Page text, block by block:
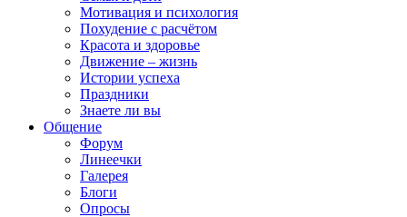
Мотивация и психология
Похудение с расчётом
Красота и здоровье
Движение – жизнь
Истории успеха
Праздники
Знаете ли вы
Общение
Форум
Линеечки
Галерея
Блоги
Опросы